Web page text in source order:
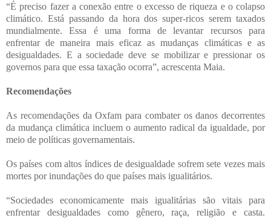
“É preciso fazer a conexão entre o excesso de riqueza e o colapso
climático. Está passando da hora dos super-ricos serem taxados
mundialmente. Essa é uma forma de levantar recursos para
enfrentar de maneira mais eficaz as mudanças climáticas e as
desigualdades. E a sociedade deve se mobilizar e pressionar os
governos para que essa taxação ocorra”, acrescenta Maia.
Recomendações
As recomendações da Oxfam para combater os danos decorrentes
da mudança climática incluem o aumento radical da igualdade, por
meio de políticas governamentais.
Os países com altos índices de desigualdade sofrem sete vezes mais
mortes por inundações do que países mais igualitários.
“Sociedades economicamente mais igualitárias são vitais para
enfrentar desigualdades como gênero, raça, religião e casta.